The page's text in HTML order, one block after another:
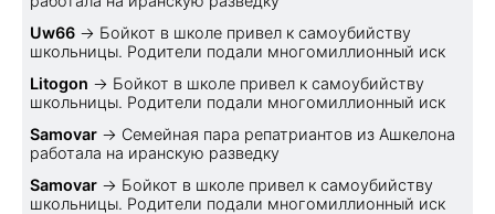
Uw66 → Бойкот в школе привел к самоубийству
школьницы. Родители подали многомиллионный иск
Litogon → Бойкот в школе привел к самоубийству
школьницы. Родители подали многомиллионный иск
Samovar → Семейная пара репатриантов из Ашкелона
работала на иранскую разведку
Samovar → Бойкот в школе привел к самоубийству
школьницы. Родители подали многомиллионный иск